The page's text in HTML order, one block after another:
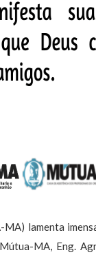
lamenta
MA, Eng.